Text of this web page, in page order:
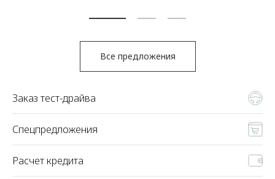
Все предложения
Заказ тест-драйва
Спецпредложения
Расчет кредита